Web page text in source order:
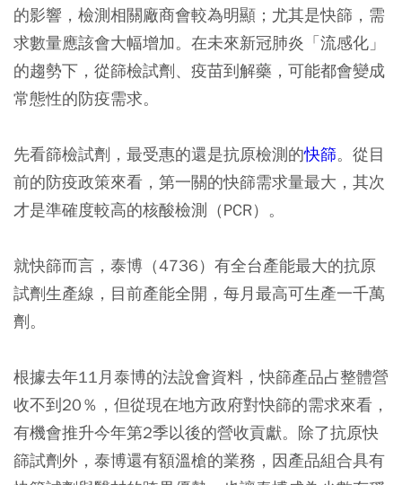
的影響，檢測相關廠商會較為明顯；尤其是快篩，需
求數量應該會大幅增加。在未來新冠肺炎「流感化」
的趨勢下，從篩檢試劑、疫苗到解藥，可能都會變成
常態性的防疫需求。
先看篩檢試劑，最受惠的還是抗原檢測的快篩。從目
前的防疫政策來看，第一關的快篩需求量最大，其次
才是準確度較高的核酸檢測（PCR）。
就快篩而言，泰博（4736）有全台產能最大的抗原
試劑生產線，目前產能全開，每月最高可生產一千萬
劑。
根據去年11月泰博的法說會資料，快篩產品占整體營
收不到20％，但從現在地方政府對快篩的需求來看，
有機會推升今年第2季以後的營收貢獻。除了抗原快
篩試劑外，泰博還有額溫槍的業務，因產品組合具有